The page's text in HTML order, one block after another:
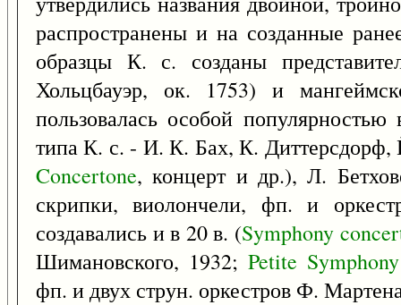
распространены и на созданные
образцы К. с. созданы
Хольцбауэр, ок. 1753) и
пользовалась особой
типа К. с. - И. К. Бах, К.
Concertone, концерт и др.), Л.
скрипки, виолончели, фп. и
создавались и в 20 в. (Symphony
Шимановского, 1932; Petite Symphony
фп. и двух струн. оркестров Ф.